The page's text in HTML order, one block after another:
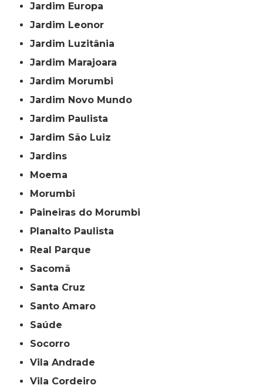
Jardim Europa
Jardim Leonor
Jardim Luzitânia
Jardim Marajoara
Jardim Morumbi
Jardim Novo Mundo
Jardim Paulista
Jardim São Luiz
Jardins
Moema
Morumbi
Paineiras do Morumbi
Planalto Paulista
Real Parque
Sacomã
Santa Cruz
Santo Amaro
Saúde
Socorro
Vila Andrade
Vila Cordeiro